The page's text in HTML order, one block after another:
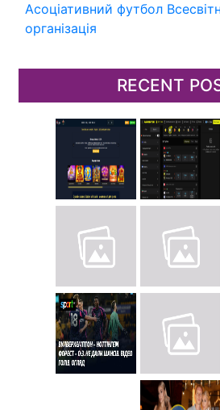
Асоціативний футбол
організація
RECENT